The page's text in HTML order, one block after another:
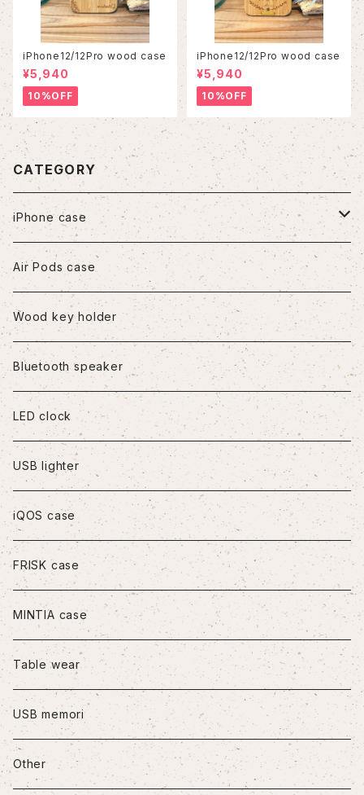
iPhone12/12Pro wood case
¥5,940
10%OFF
iPhone12/12Pro wood case
¥5,940
10%OFF
CATEGORY
iPhone case
iPhone7/8/SE2
iPhone8Plus
iPhoneX/XS
iPhoneXR
iPhoneXS Max
iPhone11
iPhone11Pro
iPhone11Pro Max
iPhone12/12Pro
iPhone12mini
iPhone12Pro Max
Air Pods case
Wood key holder
Bluetooth speaker
LED clock
USB lighter
iQOS case
FRISK case
MINTIA case
Table wear
USB memori
Other